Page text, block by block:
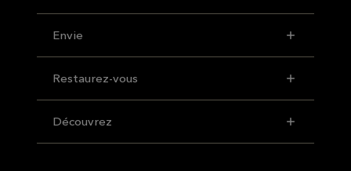
Envie
Restaurez-vous
Découvrez